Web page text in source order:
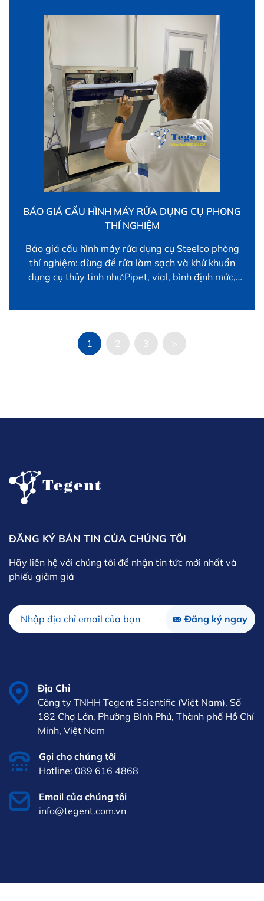
BÁO GIÁ CẤU HÌNH MÁY RỬA DỤNG CỤ PHONG
THÍ NGHIỆM
Báo giá cấu hình máy rửa dụng cụ Steelco phòng
thí nghiệm: dùng để rửa làm sạch và khử khuẩn
dụng cụ thủy tinh như:Pipet, vial, bình định mức,
1 2 3 >
ĐĂNG KÝ BẢN TIN CỦA CHÚNG TÔI
Hãy liên hệ với chúng tôi để nhận tin tức mới nhất và
phiếu giảm giá
Địa Chỉ
Công ty TNHH Tegent Scientific (Việt Nam), Số
182 Chợ Lớn, Phường Bình Phú, Thành phố Hồ Chí
Minh, Việt Nam
Gọi cho chúng tôi
Hotline: 089 616 4868
Email của chúng tôi
info@tegent.com.vn